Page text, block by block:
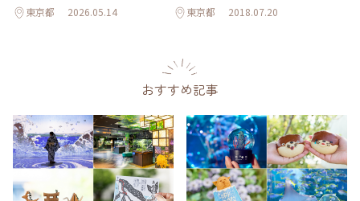
東京都 2026.05.14 東京都 2018.07.20
おすすめ記事